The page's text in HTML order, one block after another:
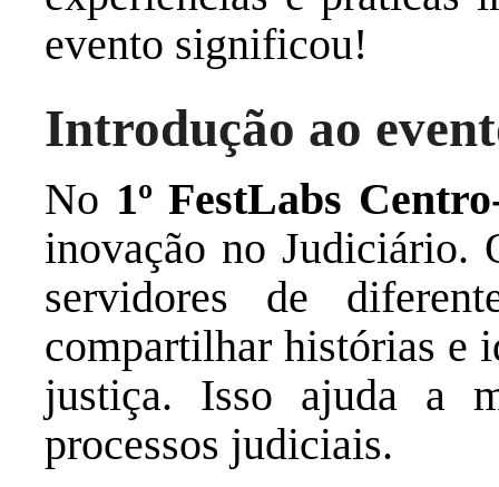
evento significou!
Introdução ao
No 1º FestLabs
inovação no Judiciário.
servidores de
compartilhar histórias e
justiça. Isso ajuda a
processos judiciais.